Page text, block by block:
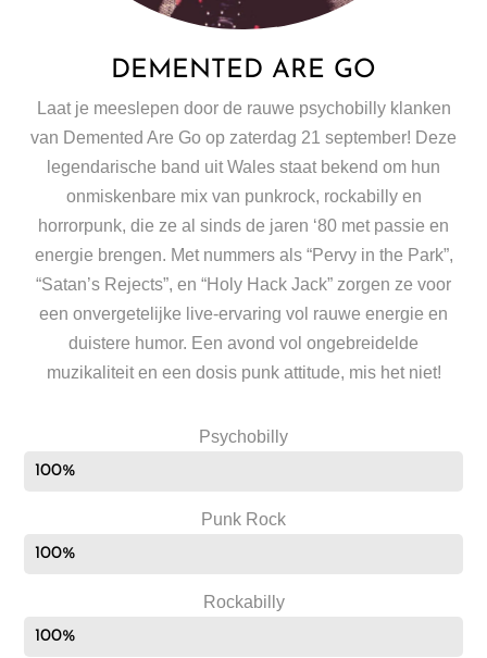
DEMENTED ARE GO
Laat je meeslepen door de rauwe psychobilly klanken
van Demented Are Go op zaterdag 21 september! Deze
legendarische band uit Wales staat bekend om hun
onmiskenbare mix van punkrock, rockabilly en
horrorpunk, die ze al sinds de jaren ‘80 met passie en
energie brengen. Met nummers als “Pervy in the Park”,
“Satan’s Rejects”, en “Holy Hack Jack” zorgen ze voor
een onvergetelijke live-ervaring vol rauwe energie en
duistere humor. Een avond vol ongebreidelde
muzikaliteit en een dosis punk attitude, mis het niet!
Psychobilly
100%
Punk Rock
100%
Rockabilly
100%